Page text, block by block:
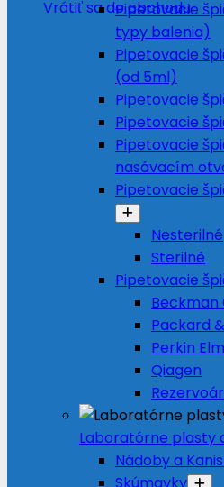
Vrátiť sa do obchodu
Pipetovacie
typy balenia)
Pipetovacie
(od 5ml)
Pipetovacie
Pipetovacie
Pipetovacie
nasávacím
Pipetovacie
Nesterilné
Sterilné
Pipetovacie
Beckman
Packard
Perkin
Qiagen
Laboratórne plasty
Nádoby a